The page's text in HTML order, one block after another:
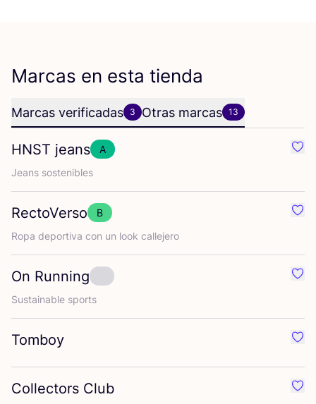
Marcas en esta tienda
Marcas verificadas 3 Otras marcas 13
HNST jeans
A
Jeans sos­te­ni­bles
RectoVerso
B
Ropa depor­ti­va con un look callejero
On Running
Sus­tai­na­ble sports
Tomboy
Collectors Club